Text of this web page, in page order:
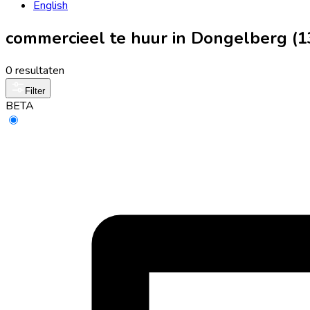
English
commercieel te huur in Dongelberg
0 resultaten
Filter
BETA